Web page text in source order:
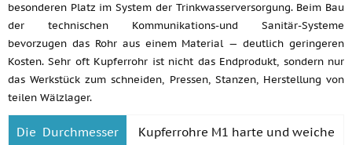
besonderen Platz im System der Trinkwasserversorgung. Beim Bau
der technischen Kommunikations-und Sanitär-Systeme
bevorzugen das Rohr aus einem Material — deutlich geringeren
Kosten. Sehr oft Kupferrohr ist nicht das Endprodukt, sondern nur
das Werkstück zum schneiden, Pressen, Stanzen, Herstellung von
teilen Wälzlager.
Die Durchmesser
Kupferrohre M1 harte und weiche